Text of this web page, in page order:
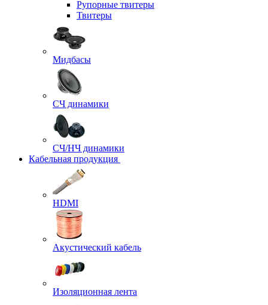
Рупорные твитеры
Твитеры
Мидбасы
СЧ динамики
СЧ/НЧ динамики
Кабельная продукция
HDMI
Акустический кабель
Изоляционная лента